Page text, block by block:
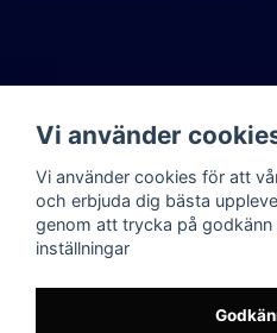
Vi använder
Vi använder cookies för att
och erbjuda dig bästa
genom att trycka på godkänn
inställningar